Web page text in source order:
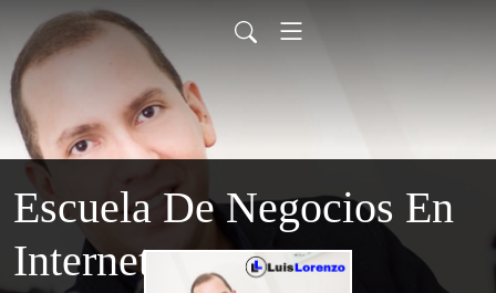
Escuela De Negocios En
Internet